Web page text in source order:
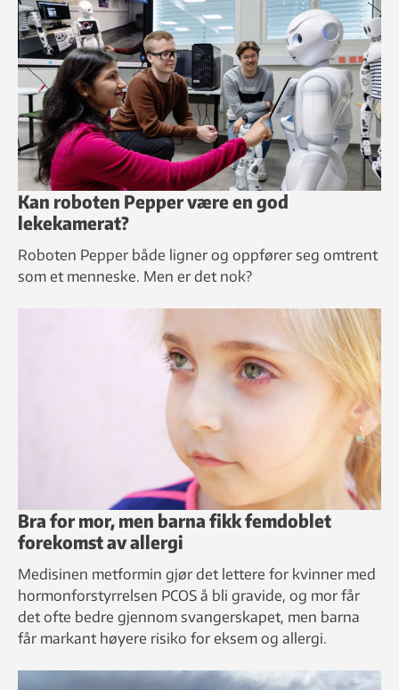
Kan roboten Pepper være en god
lekekamerat?
Roboten Pepper både ligner og oppfører seg omtrent
som et menneske. Men er det nok?
Bra for mor, men barna fikk femdoblet
forekomst av allergi
Medisinen metformin gjør det lettere for kvinner med
hormonforstyrrelsen PCOS å bli gravide, og mor får
det ofte bedre gjennom svangerskapet, men barna
får markant høyere risiko for eksem og allergi.